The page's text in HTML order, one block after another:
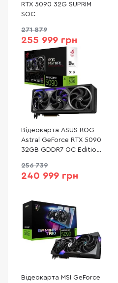
RTX 5090 32G SUPRIM
SOC
271 879
255 999 грн
Відеокарта ASUS ROG
Astral GeForce RTX 5090
32GB GDDR7 OC Edition
O32G-GAMING)
256 739
240 999 грн
Відеокарта MSI GeForce